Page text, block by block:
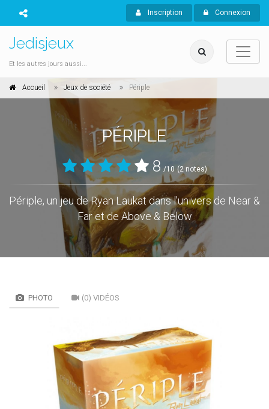
Inscription Connexion
Jedisjeux
Et les autres jours aussi...
Accueil Jeux de société Périple
PÉRIPLE
8 /10 (2 notes)
Périple, un jeu de Ryan Laukat dans l'univers de Near &
Far et de Above & Below
PHOTO (0) VIDÉOS